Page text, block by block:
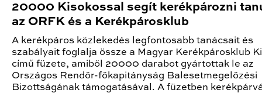
20000 Kisokossal segít kerékpározni
az ORFK és a Kerékpárosklub
A kerékpáros közlekedés legfontosabb tanácsait és
szabályait foglalja össze a Magyar Kerékpárosklub
című füzete, amiből 20000 darabot gyártottak le az
Országos Rendőr-főkapitányság Balesetmegelőzési
Bizottságának támogatásával. A füzetben